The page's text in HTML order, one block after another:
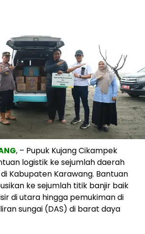
, – Pupuk Kujang Cikampek
logistik ke sejumlah daerah
Kabupaten Karawang. Bantuan
ke sejumlah titik banjir baik
di utara hingga pemukiman di
sungai (DAS) di barat daya